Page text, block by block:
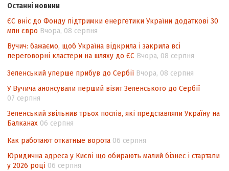
контексті євроінтеграції
Аналіз виборчого законодавства щодо
невизначеності механізму повторного
підрахунку голосів виборців
Інформаційна безпека суспільства
Контент-аналіз відображення сенсу
національних інтересів у стратегічних
Останні новини
ЄС вніс до Фонду підтримки енергетики України додаткові 30
млн євро Вчора, 08 серпня
Вучич: бажаємо, щоб Україна відкрила і закрила всі
переговорні кластери на шляху до ЄС Вчора, 08 серпня
Зеленський уперше прибув до Сербії Вчора, 08 серпня
У Вучича анонсували перший візит Зеленського до Сербії
07 серпня
Зеленський звільнив трьох послів, які представляли Україну на
Балканах 06 серпня
Как работают откатные ворота 06 серпня
Юридична адреса у Києві що обирають малий бізнес і стартапи
у 2026 році 06 серпня